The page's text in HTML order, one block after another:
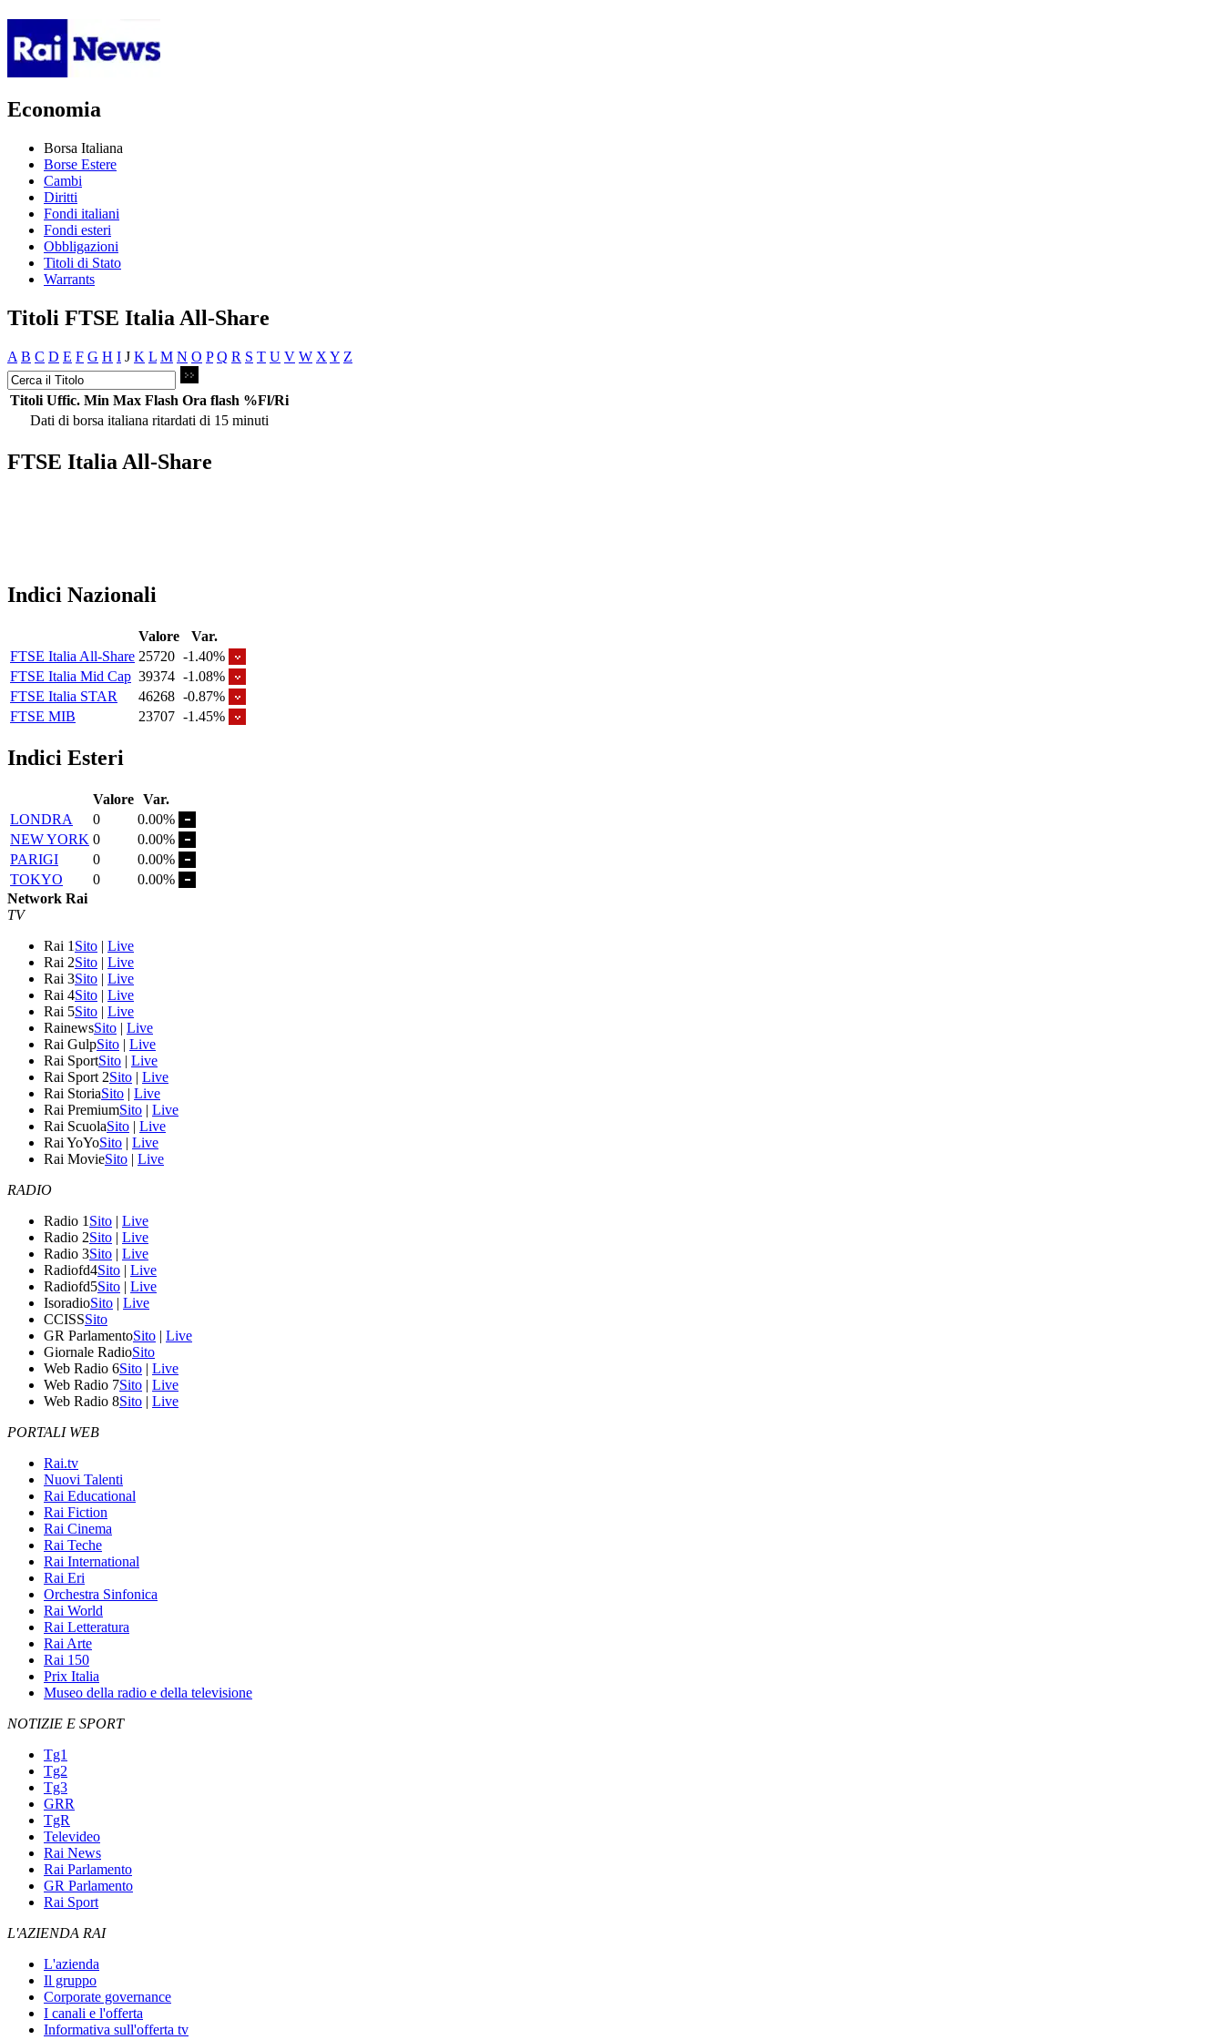
Economia
Borsa Italiana
Borse Estere
Cambi
Diritti
Fondi italiani
Fondi esteri
Obbligazioni
Titoli di Stato
Warrants
Titoli FTSE Italia All-Share
A B C D E F G H I J K L M N O P Q R S T U V W X Y Z
Titoli Uffic. Min Max Flash Ora flash %Fl/Ri
Dati di borsa italiana ritardati di 15 minuti
FTSE Italia All-Share
Indici Nazionali
Valore
Var.
FTSE Italia All-Share 25720 -1.40%
FTSE Italia Mid Cap 39374 -1.08%
FTSE Italia STAR
46268 -0.87%
FTSE MIB
23707 -1.45%
Indici Esteri
Valore Var.
LONDRA
0
0.00%
NEW YORK 0
0.00%
PARIGI
0
0.00%
TOKYO
0
0.00%
Network Rai
TV
Rai 1 Sito | Live
Rai 2Sito | Live
Rai 3Sito | Live
Rai 4Sito | Live
Rai 5Sito | Live
RainewsSito | Live
Rai GulpSito | Live
Rai SportSito | Live
Rai Sport 2Sito | Live
Rai StoriaSito | Live
Rai PremiumSito | Live
Rai ScuolaSito | Live
Rai YoYoSito | Live
Rai MovieSito | Live
RADIO
Radio 1 Sito | Live
Radio 2Sito | Live
Radio 3Sito | Live
Radiofd4Sito | Live
Radiofd5Sito | Live
IsoradioSito | Live
CCISSSito
GR ParlamentoSito | Live
Giornale RadioSito
Web Radio 6Sito | Live
Web Radio 7Sito | Live
Web Radio 8Sito | Live
PORTALI WEB
Rai.tv
Nuovi Talenti
Rai Educational
Rai Fiction
Rai Cinema
Rai Teche
Rai International
Rai Eri
Orchestra Sinfonica
Rai World
Rai Letteratura
Rai Arte
Rai 150
Prix Italia
Museo della radio e della televisione
NOTIZIE E SPORT
Tg1
Tg2
Tg3
GRR
TgR
Televideo
Rai News
Rai Parlamento
GR Parlamento
Rai Sport
L'AZIENDA RAI
L'azienda
Il gruppo
Corporate governance
I canali e l'offerta
Informativa sull'offerta tv